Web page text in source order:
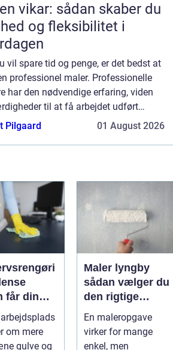
vikar: sådan skaber du
og fleksibilitet i
vil spare tid og penge, er det bedst at
professionel maler. Professionelle
har den nødvendige erfaring, viden
til at få arbejdet udført
og effektivt. Ikke alene kan de spare
Pilgaard 01 August 2026
får din
for
om mere
gulve og
Maler lyngby
sådan vælger du
den rigtige
fagmand
En maleropgave
virker for mange
enkel, men